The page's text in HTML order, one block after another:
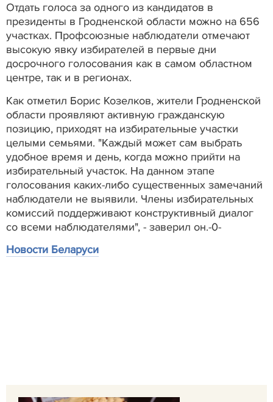
Отдать голоса за одного из кандидатов в
президенты в Гродненской области можно на 656
участках. Профсоюзные наблюдатели отмечают
высокую явку избирателей в первые дни
досрочного голосования как в самом областном
центре, так и в регионах.
Как отметил Борис Козелков, жители Гродненской
области проявляют активную гражданскую
позицию, приходят на избирательные участки
целыми семьями. "Каждый может сам выбрать
удобное время и день, когда можно прийти на
избирательный участок. На данном этапе
голосования каких-либо существенных замечаний
наблюдатели не выявили. Члены избирательных
комиссий поддерживают конструктивный диалог
со всеми наблюдателями", - заверил он.-0-
Новости Беларуси